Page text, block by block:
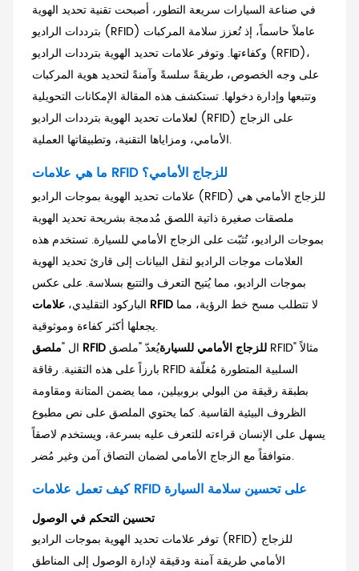
في صناعة السيارات سريعة التطور، أصبحت تقنية تحديد الهوية
بترددات الراديو (RFID) عاملاً حاسماً، إذ تُعزز سلامة المركبات
وكفاءتها. وتوفر علامات تحديد الهوية بترددات الراديو (RFID)،
على وجه الخصوص، طريقةً سلسةً وآمنةً لتحديد هوية المركبات
وتتبعها وإدارة دخولها. تستكشف هذه المقالة الإمكانات التحويلية
لعلامات تحديد الهوية بترددات الراديو (RFID) على الزجاج
الأمامي، ومزاياها التقنية، وتطبيقاتها العملية.
ما هي علامات RFID للزجاج الأمامي؟
علامات تحديد الهوية بموجات الراديو (RFID) للزجاج الأمامي هي
ملصقات صغيرة ذاتية اللصق مُدمجة بشريحة تحديد الهوية
بموجات الراديو، تُثبّت على الزجاج الأمامي للسيارة. تستخدم هذه
العلامات موجات الراديو لنقل البيانات إلى قارئ تحديد الهوية
بموجات الراديو، مما يُتيح التعرف والتتبع بسلاسة. على عكس
الباركود التقليدي، علامات RFID
يجعلها أكثر كفاءة وموثوقية.
ال "
ملصق RFID للزجاج الأمامي للسيارةيُعدّ "ملصق RFID" مثالاً
بارزاً على هذه التقنية. رقاقة RFID السلبية المتطورة مُغلّفة
بطبقة رقيقة من البولي بروبيلين، مما يضمن المتانة ومقاومة
الظروف البيئية القاسية. كما يحتوي الملصق على نص مطبوع
يسهل على الإنسان قراءته للتعرف عليه بسرعة، ويستخدم لاصقاً
متوافقاً مع الزجاج الأمامي لضمان التصاق آمن وغير مُضر.
كيف تعمل علامات RFID على تحسين سلامة السيارة
تحسين التحكم في الوصول
توفر علامات تحديد الهوية بموجات الراديو (RFID) للزجاج
الأمامي طريقة آمنة ودقيقة لإدارة الوصول إلى المناطق